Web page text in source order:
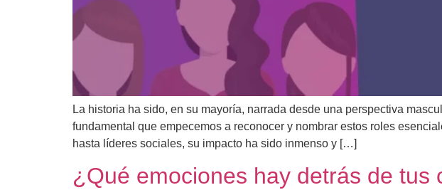
La historia ha sido, en su mayoría, narrada desde una perspectiva
fundamental que empecemos a reconocer y nombrar estos roles
hasta líderes sociales, su impacto ha sido inmenso y […]
¿Qué emociones hay detrás de tus